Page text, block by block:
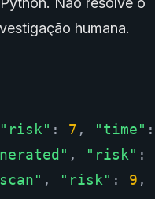
humana.
"risk" : 7 , "time" :
, "risk" :
, "risk" : 9 ,